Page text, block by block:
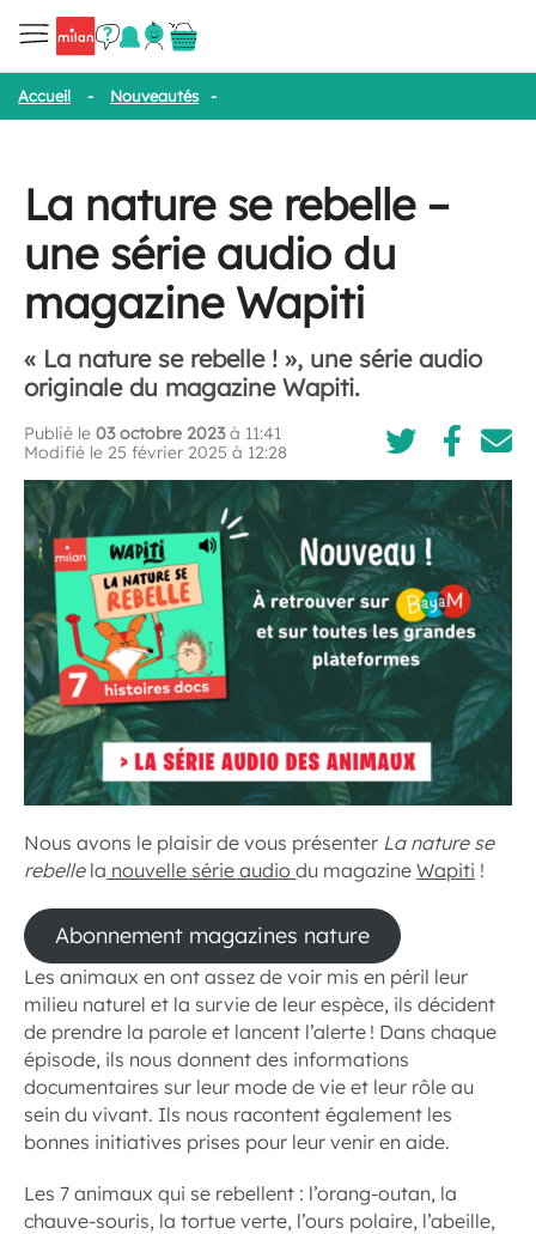
Accueil - Nouveautés -
La nature se rebelle –
une série audio du
magazine Wapiti
« La nature se rebelle ! », une série audio
originale du magazine Wapiti.
Publié le 03 octobre 2023à 11:41
Modifié le 25 février 2025 à 12:28
Nous avons le plaisir de vous présenter La nature se
rebellela nouvelle série audio du magazine Wapiti !
Abonnement magazines nature
Les animaux en ont assez de voir mis en péril leur
milieu naturel et la survie de leur espèce, ils décident
de prendre la parole et lancent l’alerte ! Dans chaque
épisode, ils nous donnent des informations
documentaires sur leur mode de vie et leur rôle au
sein du vivant. Ils nous racontent également les
bonnes initiatives prises pour leur venir en aide.
Les 7 animaux qui se rebellent : l’orang-outan, la
chauve-souris, la tortue verte, l’ours polaire, l’abeille,